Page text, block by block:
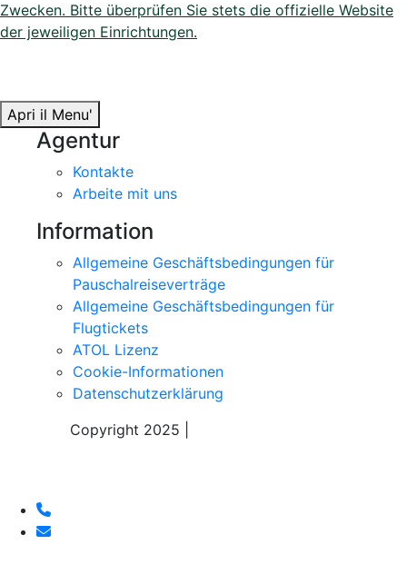
Zwecken. Bitte überprüfen Sie stets die offizielle Website
der jeweiligen Einrichtungen.
Apri il Menu'
Agentur
Kontakte
Arbeite mit uns
Information
Allgemeine Geschäftsbedingungen für
Pauschalreiseverträge
Allgemeine Geschäftsbedingungen für
Flugtickets
ATOL Lizenz
Cookie-Informationen
Datenschutzerklärung
Copyright 2025 |